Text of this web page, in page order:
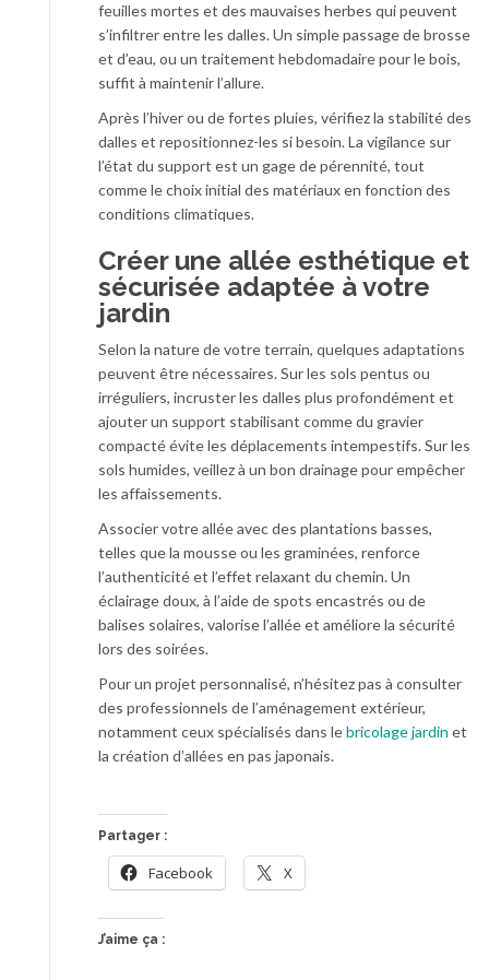
feuilles mortes et des mauvaises herbes qui peuvent
s’infiltrer entre les dalles. Un simple passage de brosse
et d’eau, ou un traitement hebdomadaire pour le bois,
suffit à maintenir l’allure.
Après l’hiver ou de fortes pluies, vérifiez la stabilité des
dalles et repositionnez-les si besoin. La vigilance sur
l’état du support est un gage de pérennité, tout
comme le choix initial des matériaux en fonction des
conditions climatiques.
Créer une allée esthétique et
sécurisée adaptée à votre
jardin
Selon la nature de votre terrain, quelques adaptations
peuvent être nécessaires. Sur les sols pentus ou
irréguliers, incruster les dalles plus profondément et
ajouter un support stabilisant comme du gravier
compacté évite les déplacements intempestifs. Sur les
sols humides, veillez à un bon drainage pour empêcher
les affaissements.
Associer votre allée avec des plantations basses,
telles que la mousse ou les graminées, renforce
l’authenticité et l’effet relaxant du chemin. Un
éclairage doux, à l’aide de spots encastrés ou de
balises solaires, valorise l’allée et améliore la sécurité
lors des soirées.
Pour un projet personnalisé, n’hésitez pas à consulter
des professionnels de l’aménagement extérieur,
notamment ceux spécialisés dans lebricolage jardin et
la création d’allées en pas japonais.
Partager :
Facebook X
J’aime ça :